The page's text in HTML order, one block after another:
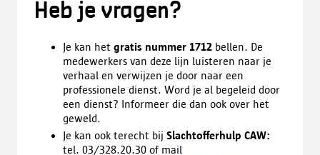
Heb je vragen?
Je kan het gratis nummer 1712 bellen. De
medewerkers van deze lijn luisteren naar je
verhaal en verwijzen je door naar een
professionele dienst. Word je al begeleid door
een dienst? Informeer die dan ook over het
geweld.
Je kan ook terecht bij Slachtofferhulp CAW:
tel. 03/328.20.30 of mail